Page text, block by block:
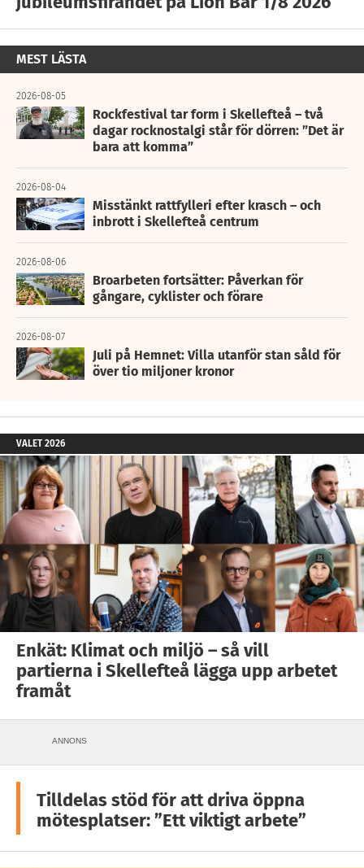
MEST LÄSTA
2026-08-05
Rockfestival tar form i Skellefteå – två
dagar rocknostalgi står för dörren: ”Det är
bara att komma”
2026-08-04
Misstänkt rattfylleri efter krasch – och
inbrott i Skellefteå centrum
2026-08-06
Broarbeten fortsätter: Påverkan för
gångare, cyklister och förare
2026-08-07
Juli på Hemnet: Villa utanför stan såld för
över tio miljoner kronor
VALET 2026
Enkät: Klimat och miljö – så vill
partierna i Skellefteå lägga upp arbetet
framåt
ANNONS
Tilldelas stöd för att driva öppna
mötesplatser: ”Ett viktigt arbete”